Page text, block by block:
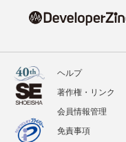
ヘルプ
著作権・リンク
会員情報管理
免責事項